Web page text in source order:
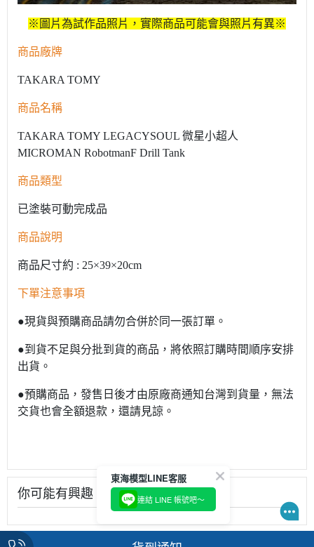
※圖片為試作品照片，實際商品可能會與照片有異※
商品廠牌
TAKARA TOMY
商品名稱
TAKARA TOMY LEGACYSOUL 微星小超人
MICROMAN RobotmanF Drill Tank
商品類型
已塗裝可動完成品
商品說明
商品尺寸約 : 25×39×20cm
下單注意事項
●現貨與預購商品請勿合併於同一張訂單。
●到貨不足與分批到貨的商品，將依照訂購時間順序安排
出貨。
●預購商品，發售日後才由原廠商通知台灣到貨量，無法
交貨也會全額退款，還請見諒。
你可能有興趣
東海模型LINE客服
連結 LINE 帳號吧～